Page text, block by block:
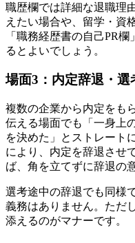
職歴欄では詳細な退職理
えたい場合や、留学・資
「職務経歴書の自己PR
るとよいでしょう。
場面3：内定辞退・選
複数の企業から内定をも
伝える場面でも「一身上
を決めた」とストレート
により、内定を辞退させ
ば、角を立てずに辞退の
選考途中の辞退でも同様
義務はありません。ただ
添えるのがマナーです。